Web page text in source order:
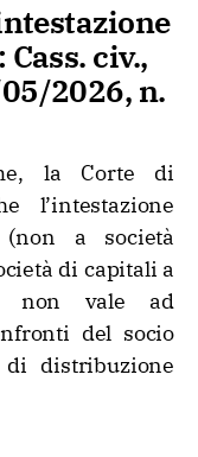
civ.,
2026, n.
la Corte di
l’intestazione
a società
di capitali a
non vale ad
del socio
distribuzione